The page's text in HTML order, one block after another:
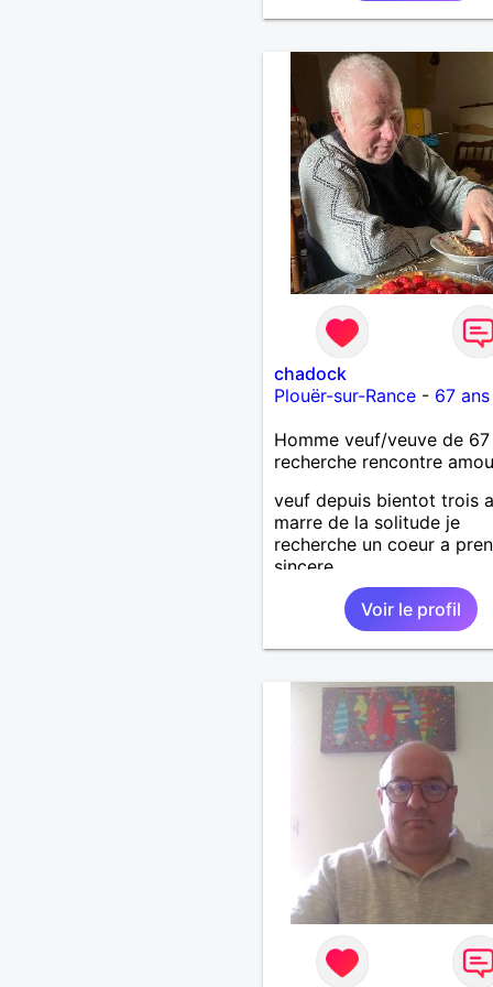
chadock
Plouër-sur-Rance- 67 ans
Homme veuf/veuve de 67
recherche rencontre
veuf depuis bientot trois
marre de la solitude je
recherche un coeur a
sincere
Voir le profil